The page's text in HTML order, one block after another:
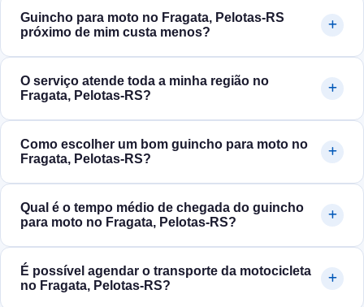
Guincho para moto no Fragata, Pelotas‑RS
próximo de mim custa menos?
O serviço atende toda a minha região no
Fragata, Pelotas‑RS?
Como escolher um bom guincho para moto no
Fragata, Pelotas‑RS?
Qual é o tempo médio de chegada do guincho
para moto no Fragata, Pelotas‑RS?
É possível agendar o transporte da motocicleta
no Fragata, Pelotas‑RS?